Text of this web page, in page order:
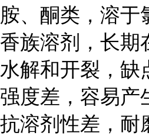
胺、酮类，溶于
香族溶剂，长期
水解和开裂，缺
强度差，容易产
抗溶剂性差，耐